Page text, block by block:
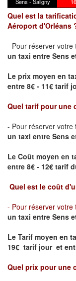
Quel est la
Aéroport d'Orléans
- Pour réserver votre
un taxi entre Sens
Le prix moyen en
entre 8€ - 11€ tarif
Quel tarif pour une
- Pour réserver votre
un taxi entre Sens
Le Coût moyen en
entre 8€ - 12€ tarif
Quel est le coût
- Pour réserver votre
un taxi entre Sens
Le Tarif moyen en
19€ tarif jour et
Quel prix pour une